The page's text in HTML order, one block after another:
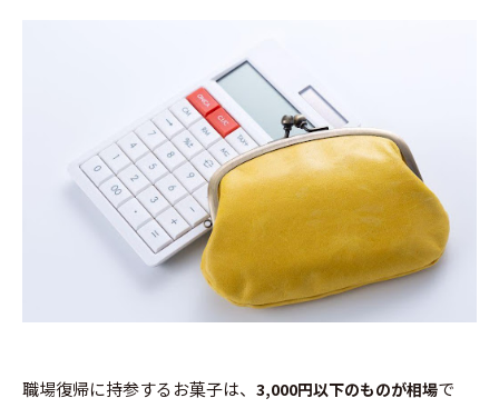
職場復帰に持参するお菓子は、 3,000円以下のものが相場で